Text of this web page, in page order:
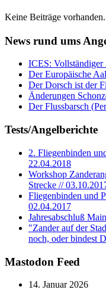
Keine Beiträge vorhanden.
News rund ums
ICES: Vollständiger
Der Europäische
Der Dorsch ist der
Änderungen
Der Flussbarsch
Tests/Angelberichte
2. Fliegenbinden
22.04.2018
Workshop
Strecke //
Fliegenbinden und
02.04.2017
Jahresabschluß
"Zander auf der
noch, oder bindest
Mastodon Feed
14. Januar 2026